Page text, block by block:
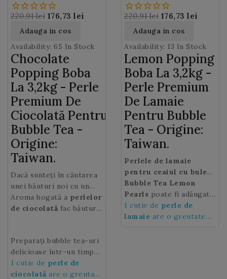
(Chocolate Popping
Boba) 3,2 Kg
220,91 lei 176,73 lei
Adauga in cos
Availability: 65 In Stock
Chocolate
Popping Boba
La 3,2kg - Perle
Premium De
Ciocolată Pentru
Bubble Tea -
Origine:
Taiwan.
Dacă sunteți în căutarea
unei băuturi noi cu un
gust delicios —
Chocolate Bubble Tea
Aroma bogată a perlelor
de ciocolată fac băutura
mici și mari.
Preparați bubble tea-uri
delicioase într-un timp
record cu bilele de
ciocolată Popping boba
1 cutie de perle de
ciocolată are o greutate
Popping Boba) 3,2 Kg
220,91 lei 176,73 lei
Adauga in cos
Availability: 13 In Stock
Lemon Popping
Boba La 3,2kg -
Perle Premium
De Lamaie
Pentru Bubble
Tea - Origine:
Taiwan.
Perlele de lamaie
pentru ceaiul cu bule
sunt mici sfere de jeleu
umplute cu suc de lamaie
care izbucnesc in gura
cand sunt muscate.
Bubble Tea Lemon
Pearls poate fi adăugat
la orice tip de ceai, fie
verde, negru sau de
1 cutie de perle de
lamaie are o greutate